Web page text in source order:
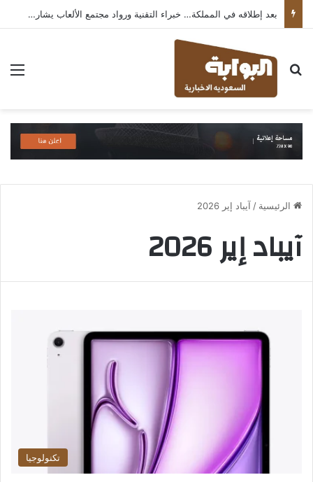
بعد إطلاقه في المملكة… خبراء التقنية ورواد مجتمع الألعاب يشاركون انطباعاتهم حول TECNO POVA 8 Pro 5G
بحث عن
الرئيسية / آيباد إير 2026
آيباد إير 2026
تكنولوجيا